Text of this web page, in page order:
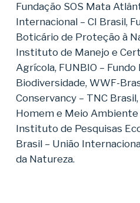
Fundação SOS Mata
Internacional – CI Brasil,
Boticário de Proteção à
Instituto de Manejo e
Agrícola, FUNBIO –
Biodiversidade, WWF-
Conservancy – TNC
Homem e Meio Ambiente
Instituto de Pesquisas
Brasil – União
da Natureza.